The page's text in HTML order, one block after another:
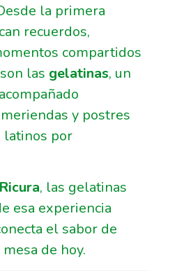
la primera
recuerdos,
compartidos
las gelatinas, un
y postres
latinos por
, las gelatinas
esa experiencia
el sabor de
de hoy.